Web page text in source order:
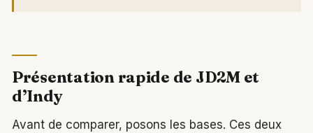
Présentation rapide de JD2M et
d’Indy
Avant de comparer, posons les bases. Ces deux